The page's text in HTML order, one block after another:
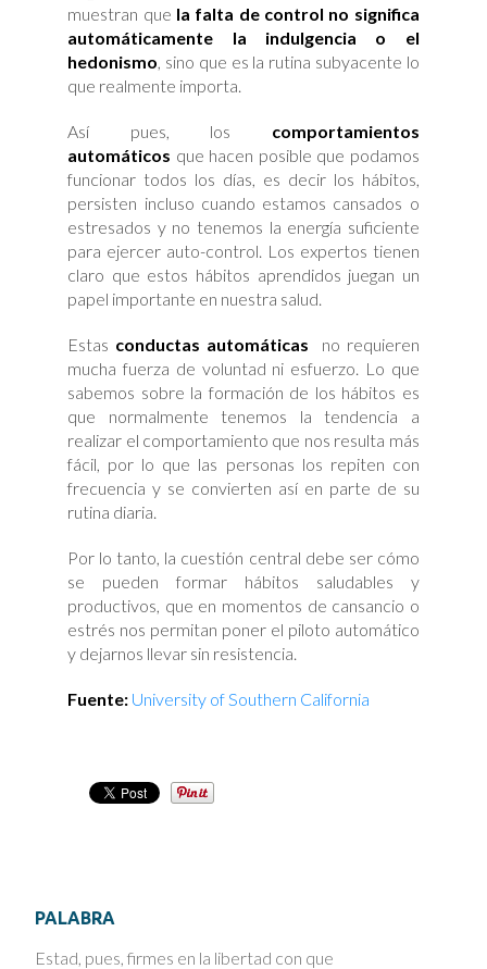
muestran que la falta de control no significa
automáticamente la indulgencia o el
hedonismo , sino que es la rutina subyacente lo
que realmente importa.
Así pues, los comportamientos
automáticos que hacen posible que podamos
funcionar todos los días, es decir los hábitos,
persisten incluso cuando estamos cansados ​​o
estresados y no tenemos la energía suficiente
para ejercer auto-control. Los expertos tienen
claro que estos hábitos aprendidos juegan un
papel importante en nuestra salud.
Estas conductas automáticas no requieren
mucha fuerza de voluntad ni esfuerzo. Lo que
sabemos sobre la formación de los hábitos es
que normalmente tenemos la tendencia a
realizar el comportamiento que nos resulta más
fácil, por lo que las personas los repiten con
frecuencia y se convierten así en parte de su
rutina diaria.
Por lo tanto, la cuestión central debe ser cómo
se pueden formar hábitos saludables y
productivos, que en momentos de cansancio o
estrés nos permitan poner el piloto automático
y dejarnos llevar sin resistencia.
Fuente: University of Southern California
PALABRA
Estad, pues, firmes en la libertad con que